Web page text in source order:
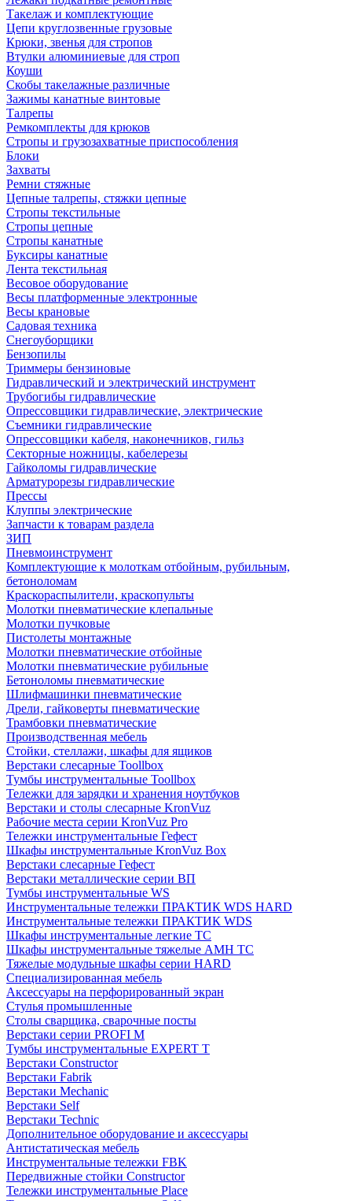
Такелаж и комплектующие
Цепи круглозвенные грузовые
Крюки, звенья для стропов
Втулки алюминиевые для строп
Коуши
Скобы такелажные различные
Зажимы канатные винтовые
Талрепы
Ремкомплекты для крюков
Стропы и грузозахватные приспособления
Блоки
Захваты
Ремни стяжные
Цепные талрепы, стяжки цепные
Стропы текстильные
Стропы цепные
Стропы канатные
Буксиры канатные
Лента текстильная
Весовое оборудование
Весы платформенные электронные
Весы крановые
Садовая техника
Снегоуборщики
Бензопилы
Триммеры бензиновые
Гидравлический и электрический инструмент
Трубогибы гидравлические
Опрессовщики гидравлические, электрические
Съемники гидравлические
Опрессовщики кабеля, наконечников, гильз
Секторные ножницы, кабелерезы
Гайколомы гидравлические
Арматурорезы гидравлические
Прессы
Клуппы электрические
Запчасти к товарам раздела
ЗИП
Пневмоинструмент
Комплектующие к молоткам отбойным, рубильным,
бетоноломам
Краскораспылители, краскопульты
Молотки пневматические клепальные
Молотки пучковые
Пистолеты монтажные
Молотки пневматические отбойные
Молотки пневматические рубильные
Бетоноломы пневматические
Шлифмашинки пневматические
Дрели, гайковерты пневматические
Трамбовки пневматические
Производственная мебель
Стойки, стеллажи, шкафы для ящиков
Верстаки слесарные Toollbox
Тумбы инструментальные Toollbox
Тележки для зарядки и хранения ноутбуков
Верстаки и столы слесарные KronVuz
Рабочие места серии KronVuz Pro
Тележки инструментальные Гефест
Шкафы инструментальные KronVuz Box
Верстаки слесарные Гефест
Верстаки металлические серии ВП
Тумбы инструментальные WS
Инструментальные тележки ПРАКТИК WDS HARD
Инструментальные тележки ПРАКТИК WDS
Шкафы инструментальные легкие ТС
Шкафы инструментальные тяжелые AMH TC
Тяжелые модульные шкафы серии HARD
Cпециализированная мебель
Аксессуары на перфорированный экран
Стулья промышленные
Столы сварщика, сварочные посты
Верстаки серии PROFI M
Тумбы инструментальные EXPERT T
Верстаки Constructor
Верстаки Fabrik
Верстаки Mechanic
Верстаки Self
Верстаки Technic
Дополнительное оборудование и аксессуары
Антистатическая мебель
Инструментальные тележки FBK
Передвижные стойки Constructor
Тележки инструментальные Place